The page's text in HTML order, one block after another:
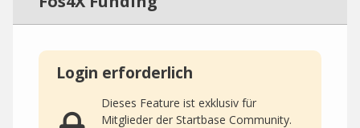
Login erforderlich
Dieses Feature ist exklusiv für
Mitglieder der Startbase Community.